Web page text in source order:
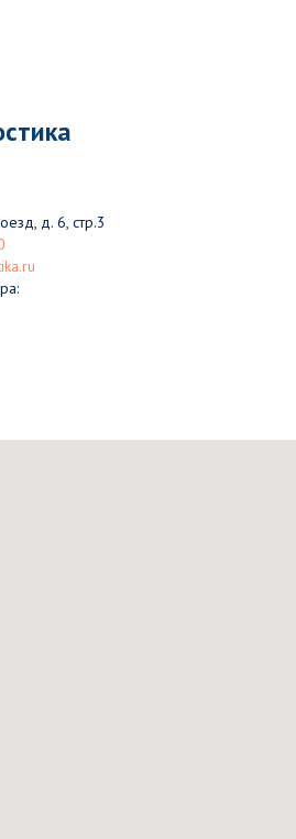
д. 6, стр.3